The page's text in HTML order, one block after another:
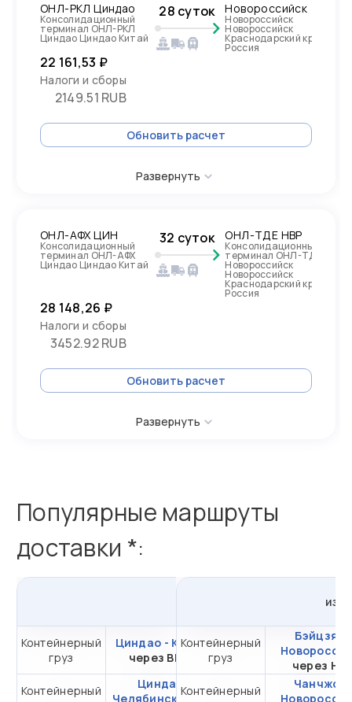
ОНЛ-РКЛ Циндао
Консолидационный
терминал ОНЛ-РКЛ
Циндао Циндао Китай
28 суток Новороссийск
Новороссийск
Новороссийск
Краснодарский край,
Россия
22 161,53 ₽
Налоги и сборы
2149.51 RUB
Обновить расчет
Развернуть
ОНЛ-АФХ ЦИН
Консолидационный
терминал ОНЛ-АФХ
Циндао Циндао Китай
32 суток ОНЛ-ТДЕ НВР
Консолидационный
терминал ОНЛ-ТДЕ
Новороссийск
Новороссийск
Краснодарский край,
Россия
28 148,26 ₽
Налоги и сборы
3452.92 RUB
Обновить расчет
Развернуть
Популярные маршруты
доставки *:
Контейнерный
груз
Циндао - Казань
через ВМТП
от 420 778,90 ₽ за
20DC
Контейнерный
Циндао -
Челябинск через
от 280 631,38 ₽ за
из
Контейнерный
груз
Бэйцзяо -
через
Контейнерный
Чанчжоу